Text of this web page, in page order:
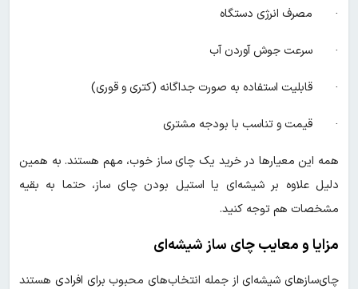
· مصرف انرژی دستگاه
· سرعت جوش آوردن آب
· قابلیت استفاده به صورت جداگانه (کتری و قوری)
· قیمت و تناسب با بودجه مشتری
همه این معیارها در خرید یک چای ساز خوب، مهم هستند. به همین
دلیل علاوه بر شیشه‌ای یا استیل بودن چای ساز، حتما به بقیه
مشخصات هم توجه کنید.
مزایا و معایب چای ساز شیشه‌ای
چای‌سازهای شیشه‌ای از جمله انتخاب‌های محبوب برای افرادی هستند